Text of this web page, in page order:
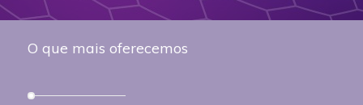
O que mais oferecemos